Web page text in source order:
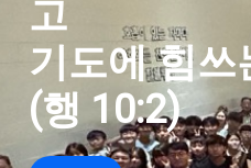
고
기도에 힘쓰
(행 10:2)